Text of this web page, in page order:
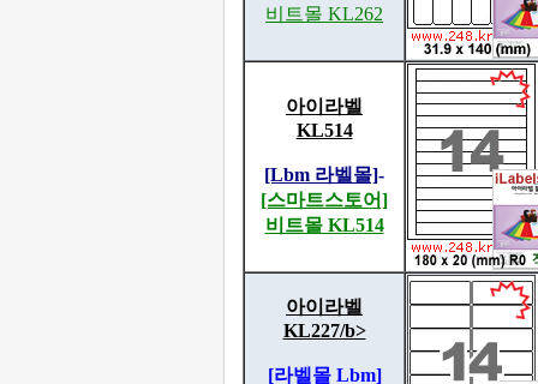
비트몰 KL262
아이라벨
KL514
[Lbm 라벨몰]-
[스마트스토어]
비트몰 KL514
아이라벨
KL227/b>
[라벨몰 Lbm]